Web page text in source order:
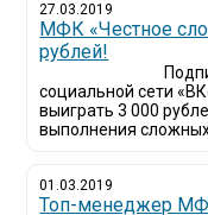
27.03.2019
МФК «Честное
рублей!
социальной сети
выиграть 3 000
выполнения
01.03.2019
Топ-менеджер